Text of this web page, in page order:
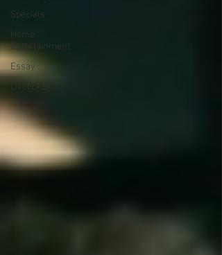
Specials
Home
Entertainment
Essay
Liveticker